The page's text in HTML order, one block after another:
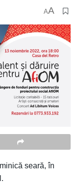
AA
seară, în